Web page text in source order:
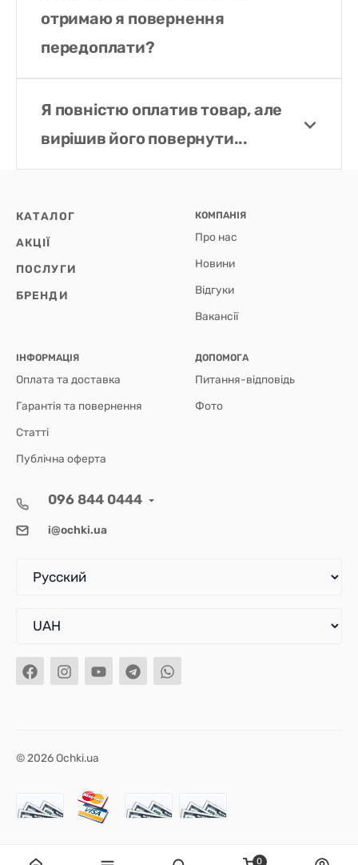
отримаю я повернення
передоплати?
Я повністю оплатив товар, але
вирішив його повернути...
КАТАЛОГ
АКЦІЇ
ПОСЛУГИ
БРЕНДИ
КОМПАНІЯ
Про нас
Новини
Відгуки
Вакансії
ІНФОРМАЦІЯ
Оплата та доставка
Гарантія та повернення
Статті
Публічна оферта
ДОПОМОГА
Питання-відповідь
Фото
096 844 0444
i@ochki.ua
© 2026 Ochki.ua
0